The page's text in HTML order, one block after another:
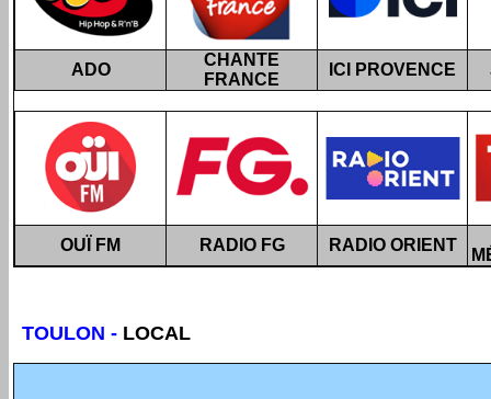
ADO
CHANTE
FRANCE
ICI PROVENCE
OUÏ FM RADIO FG RADIO ORIENT
TOULON - LOCAL